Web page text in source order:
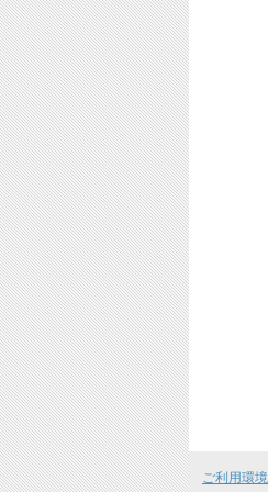
ご利用環境